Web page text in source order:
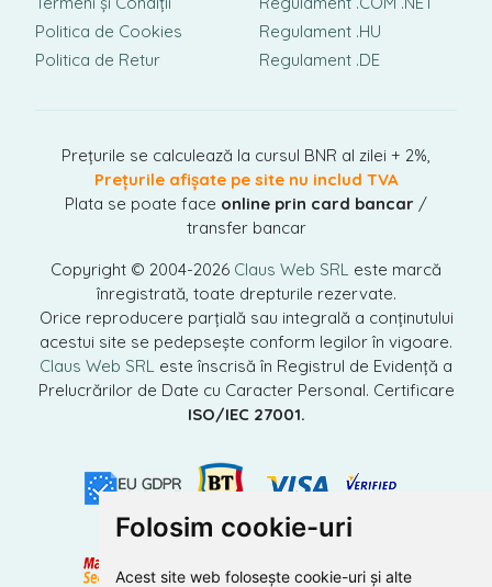
Folosim cookie-uri
Acest site web folosește cookie-uri și alte
Politica de Cookies
Politica de Retur
Regulament .HU
Regulament .DE
Prețurile se calculează la cursul BNR al zilei + 2%,
Prețurile afișate pe site nu includ TVA
Plata se poate face online prin card bancar /
transfer bancar
Copyright © 2004-2026 Claus Web SRL este marcă
înregistrată, toate drepturile rezervate.
Orice reproducere parțială sau integrală a conținutului
acestui site se pedepsește conform legilor în vigoare.
Claus Web SRL este înscrisă în Registrul de Evidență a
Prelucrărilor de Date cu Caracter Personal. Certificare
ISO/IEC 27001.